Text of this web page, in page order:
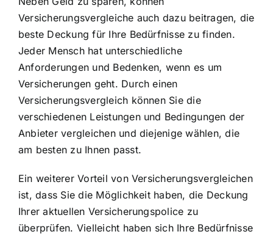
Versicherungsvergleiche auch dazu beitragen, die
beste Deckung für Ihre Bedürfnisse zu finden.
Jeder Mensch hat unterschiedliche
Anforderungen und Bedenken, wenn es um
Versicherungen geht. Durch einen
Versicherungsvergleich können Sie die
verschiedenen Leistungen und Bedingungen der
Anbieter vergleichen und diejenige wählen, die
am besten zu Ihnen passt.
Ein weiterer Vorteil von Versicherungsvergleichen
ist, dass Sie die Möglichkeit haben, die Deckung
Ihrer aktuellen Versicherungspolice zu
überprüfen. Vielleicht haben sich Ihre Bedürfnisse